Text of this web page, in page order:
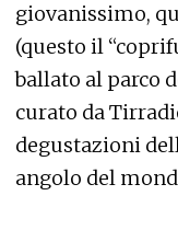
giovanissimo,
(questo il
ballato al parco
curato da
degustazioni
angolo del